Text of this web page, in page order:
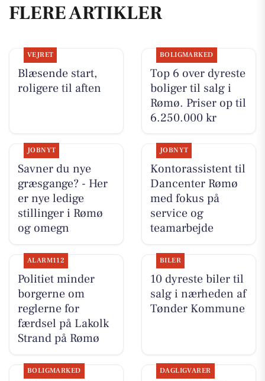
FLERE ARTIKLER
VEJRET
Blæsende start,
roligere til aften
BOLIGMARKED
Top 6 over dyreste
boliger til salg i
Rømø. Priser op til
6.250.000 kr
JOBNYT
Savner du nye
græsgange? - Her
er nye ledige
stillinger i Rømø
og omegn
JOBNYT
Kontorassistent til
Dancenter Rømø
med fokus på
service og
teamarbejde
ALARM112
Politiet minder
borgerne om
reglerne for
færdsel på Lakolk
Strand på Rømø
BILER
10 dyreste biler til
salg i nærheden af
Tønder Kommune
BOLIGMARKED DAGLIGVARER